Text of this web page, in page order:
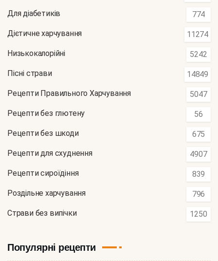
Для діабетиків 774
Дієтичне харчування 11274
Низькокалорійні 5242
Пісні страви 14849
Рецепти Правильного Харчування 5047
Рецепти без глютену 56
Рецепти без шкоди 675
Рецепти для схуднення 4907
Рецепти сироїдіння 839
Роздільне харчування 796
Страви без випічки 1250
Популярні рецепти